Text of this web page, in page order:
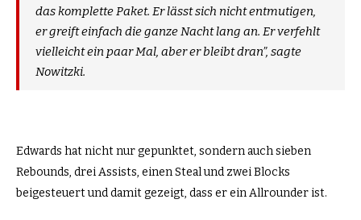
das komplette Paket. Er lässt sich nicht entmutigen,
er greift einfach die ganze Nacht lang an. Er verfehlt
vielleicht ein paar Mal, aber er bleibt dran”, sagte
Nowitzki.
Edwards hat nicht nur gepunktet, sondern auch sieben
Rebounds, drei Assists, einen Steal und zwei Blocks
beigesteuert und damit gezeigt, dass er ein Allrounder ist.